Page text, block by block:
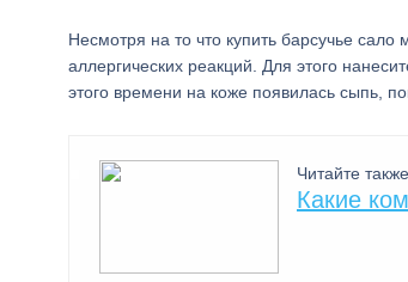
Несмотря на то что купить барсучье
аллергических реакций. Для этого
этого времени на коже появилась сыпь,
Читайте
Какие